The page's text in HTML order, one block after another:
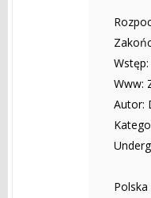
Www:
Autor:
Polska